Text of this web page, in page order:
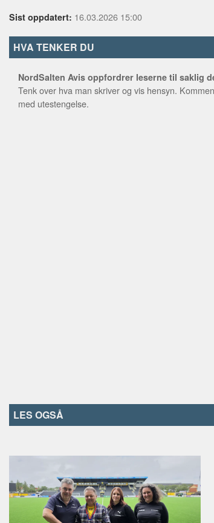
Sist oppdatert: 16.03.2026 15:00
HVA TENKER DU
NordSalten Avis oppfordrer leserne til saklig
Tenk over hva man skriver og vis hensyn.
med utestengelse.
LES OGSÅ